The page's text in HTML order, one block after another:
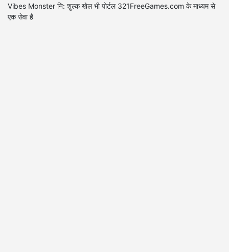
Vibes Monster नि: शुल्क खेल भी पोर्टल 321FreeGames.com के माध्यम से
एक सेवा है